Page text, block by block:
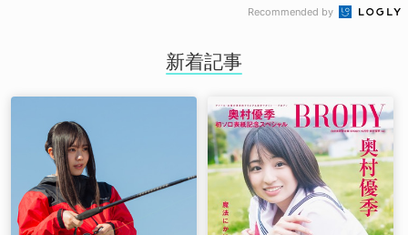
Recommended by
新着記事